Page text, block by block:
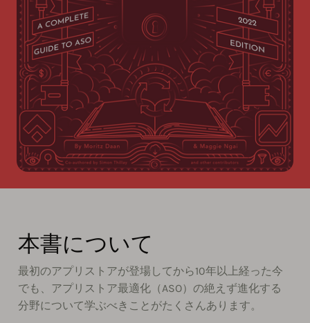
本書について
最初のアプリストアが登場してから10年以上経った今
でも、アプリストア最適化（ASO）の絶えず進化する
分野について学ぶべきことがたくさんあります。